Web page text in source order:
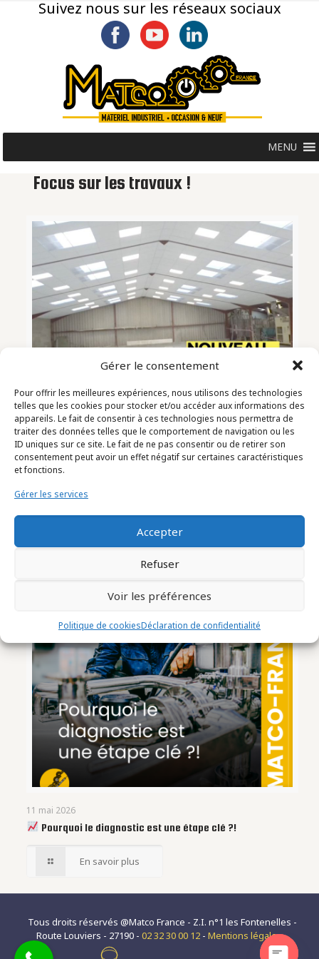
Gérer le consentement
Pour offrir les meilleures expériences, nous utilisons des technologies
telles que les cookies pour stocker et/ou accéder aux informations des
appareils. Le fait de consentir à ces technologies nous permettra de
traiter des données telles que le comportement de navigation ou les
ID uniques sur ce site. Le fait de ne pas consentir ou de retirer son
consentement peut avoir un effet négatif sur certaines caractéristiques
et fonctions.
Gérer les services
Accepter
Refuser
Voir les préférences
Politique de cookiesDéclaration de confidentialité
Suivez nous sur les réseaux sociaux
MENU
Focus sur les travaux !
En attendant l’aménagement et l’isolation des murs …
Focus sur le faux plafond et la résine au sol.
Cliquez icihttps://youtu.be/ybiCM9-epKM
A suivre …
11 mai 2026
Pourquoi le diagnostic est une étape clé ?!
En savoir plus
Tous droits réservés @Matco France - Z.I. n°1 les Fontenelles -
Route Louviers - 27190 -02 32 30 00 12 -Mentions légales-